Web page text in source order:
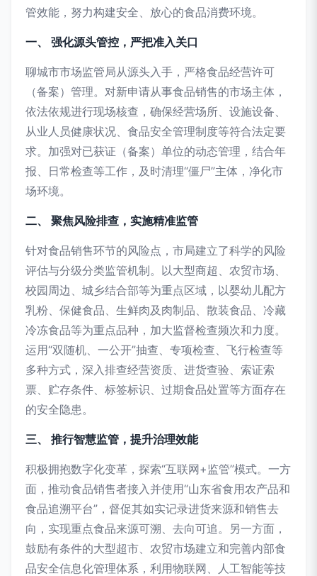
管效能，努力构建安全、放心的食品消费环境。
一、 强化源头管控，严把准入关口
聊城市市场监管局从源头入手，严格食品经营许可
（备案）管理。对新申请从事食品销售的市场主体，
依法依规进行现场核查，确保经营场所、设施设备、
从业人员健康状况、食品安全管理制度等符合法定要
求。加强对已获证（备案）单位的动态管理，结合年
报、日常检查等工作，及时清理“僵尸”主体，净化市
场环境。
二、 聚焦风险排查，实施精准监管
针对食品销售环节的风险点，市局建立了科学的风险
评估与分级分类监管机制。以大型商超、农贸市场、
校园周边、城乡结合部等为重点区域，以婴幼儿配方
乳粉、保健食品、生鲜肉及肉制品、散装食品、冷藏
冷冻食品等为重点品种，加大监督检查频次和力度。
运用“双随机、一公开”抽查、专项检查、飞行检查等
多种方式，深入排查经营资质、进货查验、索证索
票、贮存条件、标签标识、过期食品处置等方面存在
的安全隐患。
三、 推行智慧监管，提升治理效能
积极拥抱数字化变革，探索“互联网+监管”模式。一方
面，推动食品销售者接入并使用“山东省食用农产品和
食品追溯平台”，督促其如实记录进货来源和销售去
向，实现重点食品来源可溯、去向可追。另一方面，
鼓励有条件的大型超市、农贸市场建立和完善内部食
品安全信息化管理体系，利用物联网、人工智能等技